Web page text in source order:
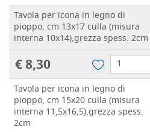
Tavola per icona in legno di
pioppo, cm 13x17 culla (misura
interna 10x14),grezza spess. 2cm
€ 8,30
Tavola per icona in legno di
pioppo, cm 15x20 culla (misura
interna 11,5x16,5),grezza spess.
2cm